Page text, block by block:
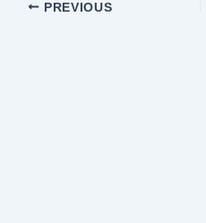
PREVIOUS